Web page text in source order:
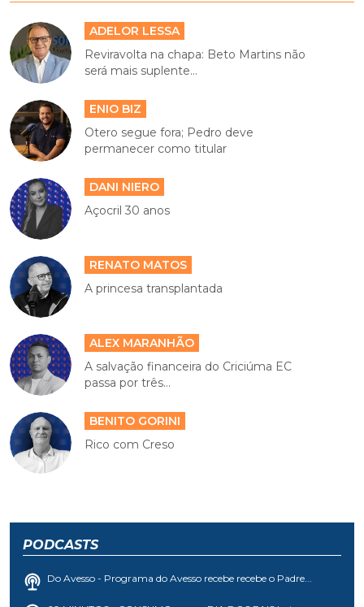
ADELOR LESSA
Reviravolta na chapa: Beto Martins não
será mais suplente...
ENIO BIZ
Otero segue fora; Pedro deve
permanecer como titular
DANI NIERO
Açocril 30 anos
RENATO MATOS
A princesa transplantada
ALEX MARANHÃO
A salvação financeira do Criciúma EC
passa por três...
BENITO GORINI
Rico com Creso
PODCASTS
Do Avesso - Programa do Avesso recebe recebe o Padre...